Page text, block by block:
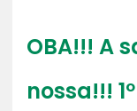
OBA!!! A
nossa!!!